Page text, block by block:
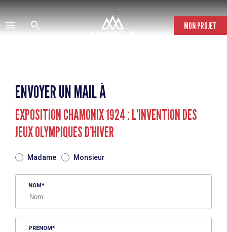
Aller
au
contenu
principal
MON PROJET
ENVOYER UN MAIL À
EXPOSITION CHAMONIX 1924 : L’INVENTION DES
JEUX OLYMPIQUES D’HIVER
Madame Monsieur
NOM
PRÉNOM